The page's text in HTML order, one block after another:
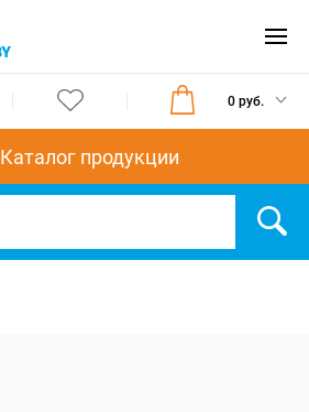
0 руб.
Каталог продукции